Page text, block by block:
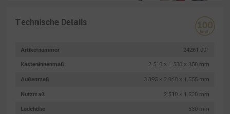
Technische Details
Artikelnummer
24261.001
Kasteninnenmaß
2.510 × 1.530 × 350 mm
Außenmaß
3.895 × 2.040 × 1.555 mm
Nutzmaß
2.510 × 1.530 mm
Ladehöhe
530 mm